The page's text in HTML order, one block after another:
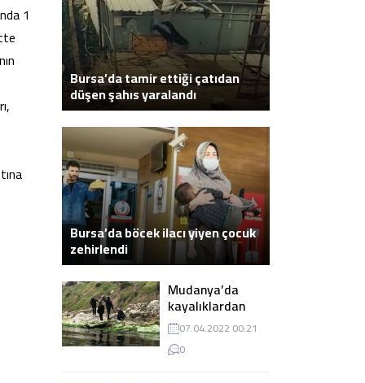
1
Bursa’da tamir ettiği çatıdan
düşen şahıs yaralandı
Bursa’da böcek ilacı yiyen çocuk
zehirlendi
Mudanya’da
kayalıklardan
atlayarak intihar
eden genç ölü
bulundu
07.04.2022 00:21
0